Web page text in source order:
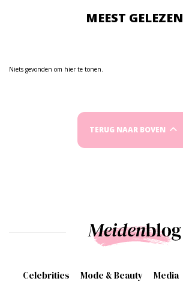
MEEST GELEZEN
Niets gevonden om hier te tonen.
TERUG NAAR BOVEN
Celebrities Mode & Beauty Media